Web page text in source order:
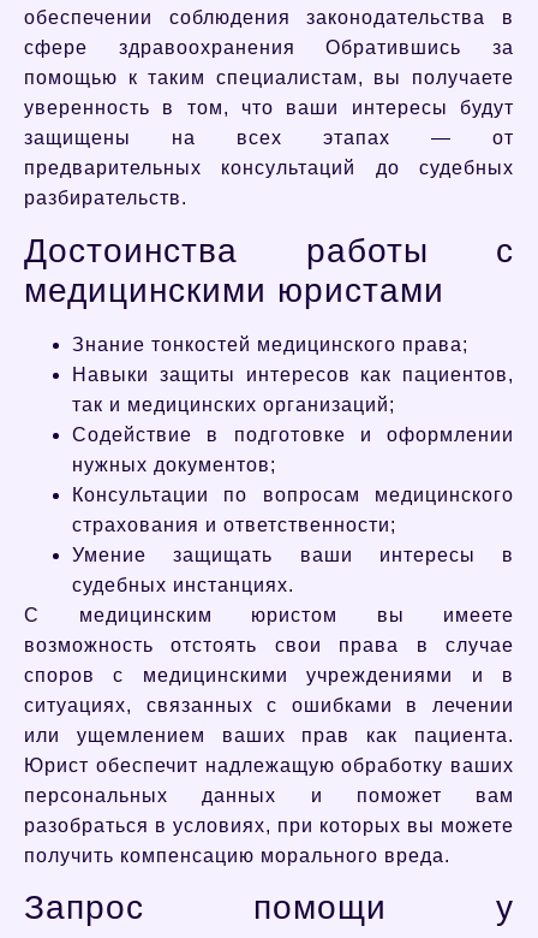
обеспечении соблюдения законодательства в
сфере здравоохранения Обратившись за
помощью к таким специалистам, вы получаете
уверенность в том, что ваши интересы будут
защищены на всех этапах — от
предварительных консультаций до судебных
разбирательств.
Достоинства работы с
медицинскими юристами
Знание тонкостей медицинского права;
Навыки защиты интересов как пациентов,
так и медицинских организаций;
Содействие в подготовке и оформлении
нужных документов;
Консультации по вопросам медицинского
страхования и ответственности;
Умение защищать ваши интересы в
судебных инстанциях.
С медицинским юристом вы имеете
возможность отстоять свои права в случае
споров с медицинскими учреждениями и в
ситуациях, связанных с ошибками в лечении
или ущемлением ваших прав как пациента.
Юрист обеспечит надлежащую обработку ваших
персональных данных и поможет вам
разобраться в условиях, при которых вы можете
получить компенсацию морального вреда.
Запрос помощи у